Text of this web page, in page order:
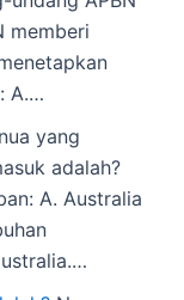
memberi
A.…
yang
adalah?
A. Australia